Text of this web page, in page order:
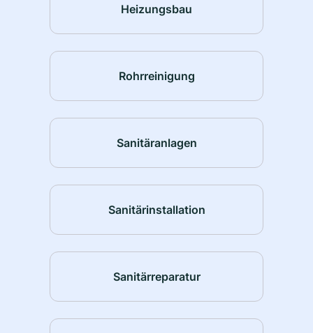
Heizungsbau
Rohrreinigung
Sanitäranlagen
Sanitärinstallation
Sanitärreparatur